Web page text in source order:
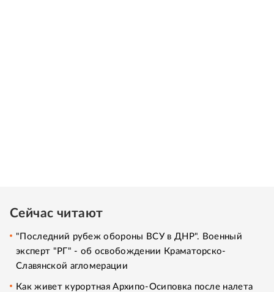
Сейчас читают
"Последний рубеж обороны ВСУ в ДНР". Военный
эксперт "РГ" - об освобождении Краматорско-
Славянской агломерации
Как живет курортная Архипо-Осиповка после налета